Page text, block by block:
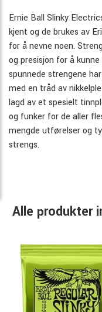
Ernie Ball Slinky
kjent og de brukes av
for å nevne noen.
og presisjon for å
spunnede strengene
med en tråd av
lagd av et spesielt
og funker for de aller
mengde utførelser og
strengs.
Alle produkter